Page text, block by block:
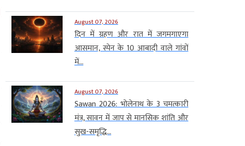
August 07, 2026
दिन में ग्रहण और रात में जगमगाएगा
आसमान, स्पेन के 10 आबादी वाले गांवों
में...
August 07, 2026
Sawan 2026: भोलेनाथ के 3 चमत्कारी
मंत्र, सावन में जाप से मानसिक शांति और
सुख-समृद्धि...